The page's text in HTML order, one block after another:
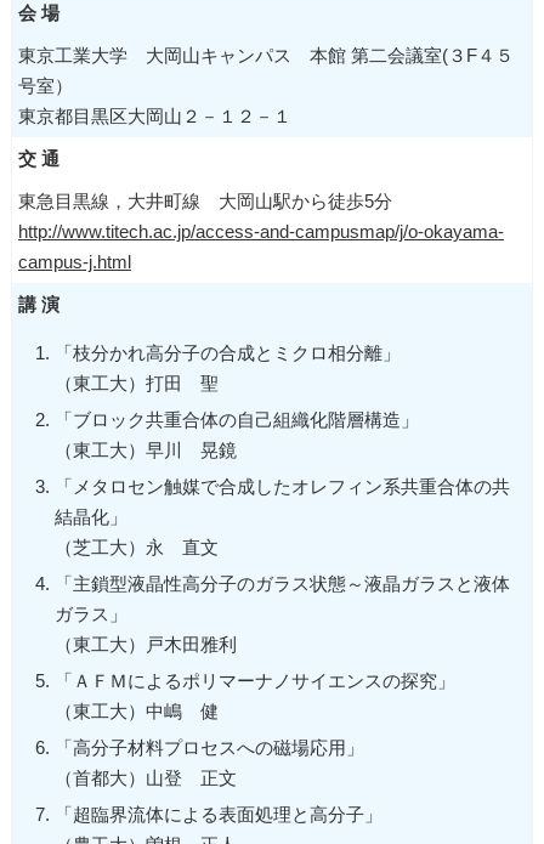
会 場
東京工業大学 大岡山キャンパス 本館 第二会議室(３F４５
号室）
東京都目黒区大岡山２－１２－１
交 通
東急目黒線，大井町線 大岡山駅から徒歩5分
http://www.titech.ac.jp/access-and-campusmap/j/o-okayama-
campus-j.html
講 演
「枝分かれ高分子の合成とミクロ相分離」
（東工大）打田 聖
「ブロック共重合体の自己組織化階層構造」
（東工大）早川 晃鏡
「メタロセン触媒で合成したオレフィン系共重合体の共
結晶化」
（芝工大）永 直文
「主鎖型液晶性高分子のガラス状態～液晶ガラスと液体
ガラス」
（東工大）戸木田雅利
「ＡＦＭによるポリマーナノサイエンスの探究」
（東工大）中嶋 健
「高分子材料プロセスへの磁場応用」
（首都大）山登 正文
「超臨界流体による表面処理と高分子」